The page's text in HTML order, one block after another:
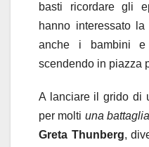
basti ricordare gli
hanno interessato
anche i bambini e
scendendo in piazza
A lanciare il grido di
per molti una
Greta Thunberg,